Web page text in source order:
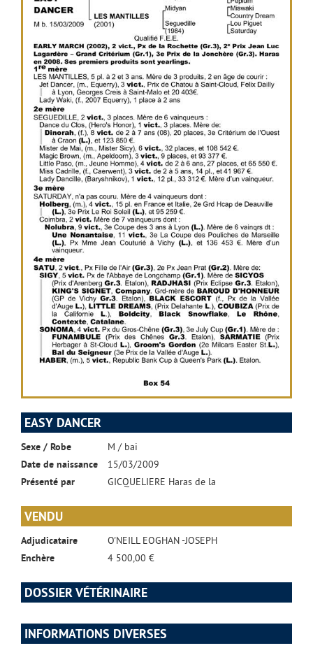
EASY DANCER
Sexe / Robe
M / bai
Date de naissance
15/03/2009
Présenté par
GICQUELIERE Haras de la
VENDU
Adjudicataire
O'NEILL EOGHAN -JOSEPH
Enchère
4 500,00 €
DOSSIER VÉTÉRINAIRE
INFORMATIONS DIVERSES